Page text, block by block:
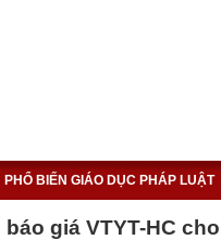
PHỔ BIẾN GIÁO DỤC PHÁP LUẬT
báo giá VTYT-HC